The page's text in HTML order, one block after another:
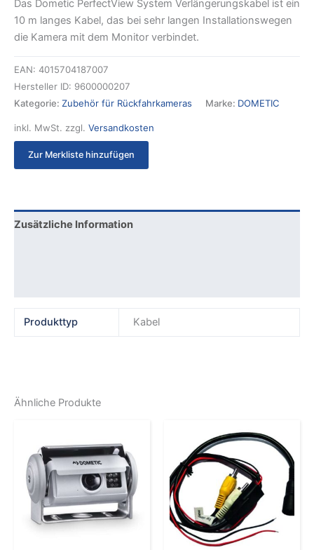
Das Dometic PerfectView System Verlängerungskabel ist ein
10 m langes Kabel, das bei sehr langen Installationswegen
die Kamera mit dem Monitor verbindet.
EAN: 4015704187007
Hersteller ID: 9600000207
Kategorie: Zubehör für Rückfahrkameras Marke: DOMETIC
inkl. MwSt. zzgl. Versandkosten
Zur Merkliste hinzufügen
Zusätzliche Information
Produkttyp Kabel
Ähnliche Produkte